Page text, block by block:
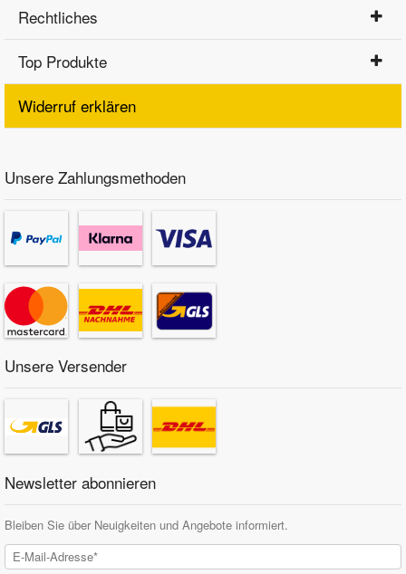
Rechtliches
Top Produkte
Widerruf erklären
Unsere Zahlungsmethoden
Unsere Versender
Newsletter abonnieren
Bleiben Sie über Neuigkeiten und Angebote informiert.